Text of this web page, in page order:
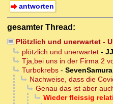
antworten
gesamter Thread:
Plötzlich und unerwartet -
plötzlich und unerwartet-
Tja,bei uns in der Firma 2
Turbokrebs-
Nachweise, dass die
Genau das ist aber
Wieder fleissig